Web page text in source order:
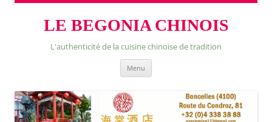
LE BEGONIA CHINOIS
L'authenticité de la cuisine chinoise de tradition
Menu